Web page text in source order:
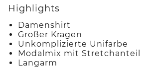
Highlights
Damenshirt
Großer Kragen
Unkomplizierte Unifarbe
Modalmix mit Stretchanteil
Langarm